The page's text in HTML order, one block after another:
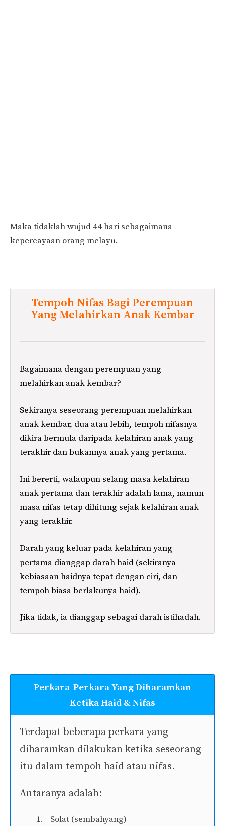
Maka tidaklah wujud 44 hari sebagaimana
kepercayaan orang melayu.
Tempoh Nifas Bagi Perempuan
Yang Melahirkan Anak Kembar
Bagaimana dengan perempuan yang
melahirkan anak kembar?
Sekiranya seseorang perempuan melahirkan
anak kembar, dua atau lebih, tempoh nifasnya
dikira bermula daripada kelahiran anak yang
terakhir dan bukannya anak yang pertama.
Ini bererti, walaupun selang masa kelahiran
anak pertama dan terakhir adalah lama, namun
masa nifas tetap dihitung sejak kelahiran anak
yang terakhir.
Darah yang keluar pada kelahiran yang
pertama dianggap darah haid (sekiranya
kebiasaan haidnya tepat dengan ciri, dan
tempoh biasa berlakunya haid).
Jika tidak, ia dianggap sebagai darah istihadah.
Perkara-Perkara Yang Diharamkan
Ketika Haid & Nifas
Terdapat beberapa perkara yang
diharamkan dilakukan ketika seseorang
itu dalam tempoh haid atau nifas.
Antaranya adalah:
Solat (sembahyang)